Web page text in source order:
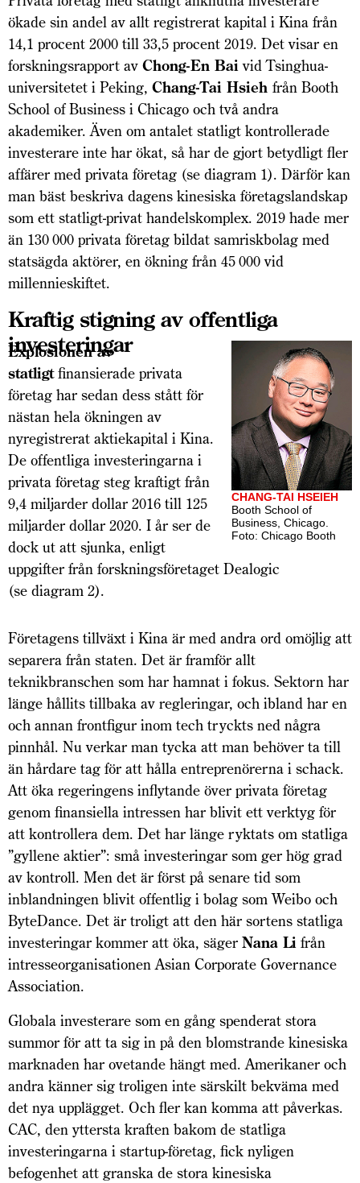
ökade sin andel av allt registrerat kapital i Kina från
14,1 procent 2000 till 33,5 procent 2019. Det visar en
forskningsrapport av Chong-En Baivid Tsinghua-
universitetet i Peking, Chang-Tai Hsieh från Booth
School of Business i Chicago och två andra
akademiker. Även om antalet statligt kontrollerade
investerare inte har ökat, så har de gjort betydligt fler
affärer med privata företag (se diagram 1). Därför kan
man bäst beskriva dagens kinesiska företagslandskap
som ett statligt-privat handelskomplex. 2019 hade mer
än 130 000 privata företag bildat samriskbolag med
statsägda aktörer, en ökning från 45 000 vid
millennieskiftet.
Kraftig stigning av offentliga
investeringar
CHANG-TAI HSEIEH
Booth School of
Business, Chicago.
Foto: Chicago Booth
Explosionen av
statligtfinansierade privata
företag har sedan dess stått för
nästan hela ökningen av
nyregistrerat aktiekapital i Kina.
De offentliga investeringarna i
privata företag steg kraftigt från
9,4 miljarder dollar 2016 till 125
miljarder dollar 2020. I år ser de
dock ut att sjunka, enligt
uppgifter från forskningsföretaget Dealogic
(se diagram 2).
Företagens tillväxt i Kina är med andra ord omöjlig att
separera från staten. Det är framför allt
teknikbranschen som har hamnat i fokus. Sektorn har
länge hållits tillbaka av regleringar, och ibland har en
och annan frontfigur inom tech tryckts ned några
pinnhål. Nu verkar man tycka att man behöver ta till
än hårdare tag för att hålla entreprenörerna i schack.
Att öka regeringens inflytande över privata företag
genom finansiella intressen har blivit ett verktyg för
att kontrollera dem. Det har länge ryktats om statliga
”gyllene aktier”: små investeringar som ger hög grad
av kontroll. Men det är först på senare tid som
inblandningen blivit offentlig i bolag som Weibo och
ByteDance. Det är troligt att den här sortens statliga
investeringar kommer att öka, säger Nana Li från
intresseorganisationen Asian Corporate Governance
Association.
Globala investerare som en gång spenderat stora
summor för att ta sig in på den blomstrande kinesiska
marknaden har ovetande hängt med. Amerikaner och
andra känner sig troligen inte särskilt bekväma med
det nya upplägget. Och fler kan komma att påverkas.
CAC, den yttersta kraften bakom de statliga
investeringarna i startup-företag, fick nyligen
befogenhet att granska de stora kinesiska